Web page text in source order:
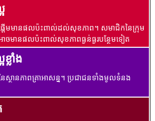
តើមមានផលប៉ះពាល់ដល់សុខភាព។ សមាជិកនៃក្រុម
ចមានផលប៉ះពាល់សុខភាពធ្ងន់ធ្ងរបន្ថែមទៀត
លាំង
ស្ថានភាពគ្រាអាសន្ន។ ប្រជាជនទាំងមូលទំនង